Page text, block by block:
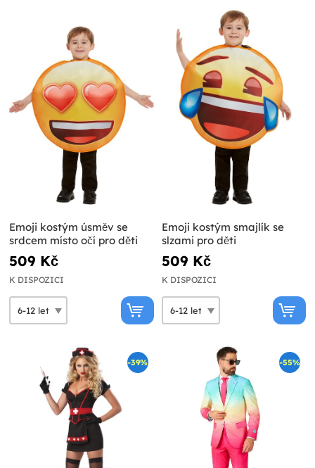
Emoji kostým úsměv se
srdcem místo očí pro děti
509 Kč
K DISPOZICI
Emoji kostým smajlík se
slzami pro děti
509 Kč
K DISPOZICI
-39% -55%